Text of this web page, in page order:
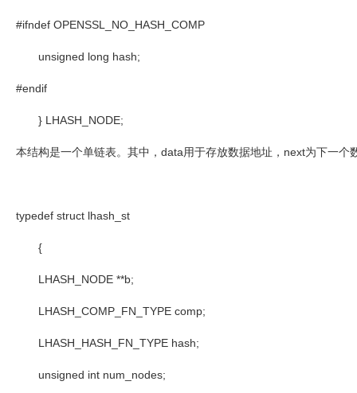
#ifndef OPENSSL_NO_HASH_COMP
unsigned long hash;
#endif
} LHASH_NODE;
本结构是一个单链表。其中， data用于存放数据地址， next为下一个
typedef struct lhash_st
{
LHASH_NODE **b;
LHASH_COMP_FN_TYPE comp;
LHASH_HASH_FN_TYPE hash;
unsigned int num_nodes;